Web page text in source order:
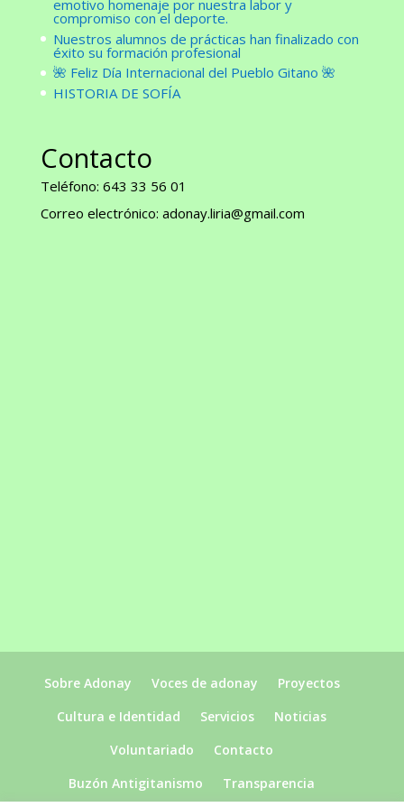
emotivo homenaje por nuestra labor y
compromiso con el deporte.
Nuestros alumnos de prácticas han finalizado con
éxito su formación profesional
🌺 Feliz Día Internacional del Pueblo Gitano 🌺
HISTORIA DE SOFÍA
Contacto
Teléfono: 643 33 56 01
Correo electrónico: adonay.liria@gmail.com
Sobre Adonay Voces de adonay
Proyectos
Cultura e Identidad
Servicios
Noticias
Voluntariado
Contacto
Buzón Antigitanismo
Transparencia